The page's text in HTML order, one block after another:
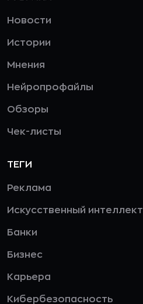
Новости
Истории
Мнения
Нейропрофайлы
Обзоры
Чек-листы
ТЕГИ
Реклама
Искусственный интеллект
Банки
Бизнес
Карьера
Кибербезопасность